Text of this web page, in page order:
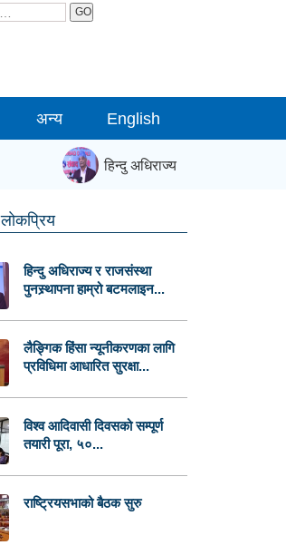
GO
अन्य English
हिन्दु अधिराज्य र राजसंस्था
लाेकप्रिय
हिन्दु अधिराज्य र राजसंस्था
पुनस्र्थापना हाम्रो बटमलाइन...
लैङ्गिक हिंसा न्यूनीकरणका लागि
प्रविधिमा आधारित सुरक्षा...
विश्व आदिवासी दिवसको सम्पूर्ण
तयारी पूरा, ५०...
राष्ट्रियसभाको बैठक सुरु